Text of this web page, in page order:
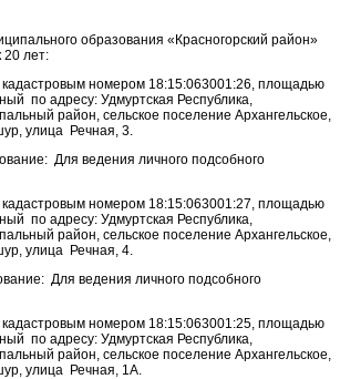
образования «Красногорский район»
20 лет:
номером 18:15:063001:26, площадью
по адресу: Удмуртская Республика,
район, сельское поселение Архангельское,
улица Речная, 3.
Для ведения личного подсобного
номером 18:15:063001:27, площадью
по адресу: Удмуртская Республика,
район, сельское поселение Архангельское,
улица Речная, 4.
Для ведения личного подсобного
номером 18:15:063001:25, площадью
по адресу: Удмуртская Республика,
район, сельское поселение Архангельское,
улица Речная, 1А.